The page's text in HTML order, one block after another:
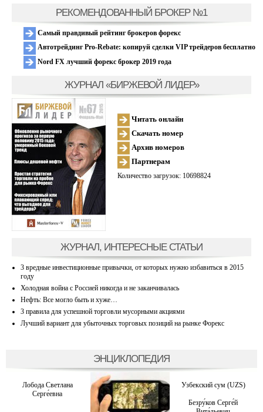
РЕКОМЕНДОВАННЫЙ БРОКЕР №1
Самый правдивый рейтинг брокеров форекс
Автотрейдинг Pro-Rebate: копируй сделки VIP трейдеров бесплатно
Nord FX лучший форекс брокер 2019 года
ЖУРНАЛ «БИРЖЕВОЙ ЛИДЕР»
Читать онлайн
Скачать номер
Архив номеров
Партнерам
Количество загрузок: 10698824
ЖУРНАЛ, ИНТЕРЕСНЫЕ СТАТЬИ
3 вредные инвестиционные привычки, от которых нужно избавиться в 2015
году
Холодная война с Россией никогда и не заканчивалась
Нефть: Все могло быть и хуже…
3 правила для успешной торговли мусорными акциями
Лучший вариант для убыточных торговых позиций на рынке Форекс
ЭНЦИКЛОПЕДИЯ
Лобода Светлана
Серге́евна
Узбекский сум (UZS)
Безру́ков Серге́й